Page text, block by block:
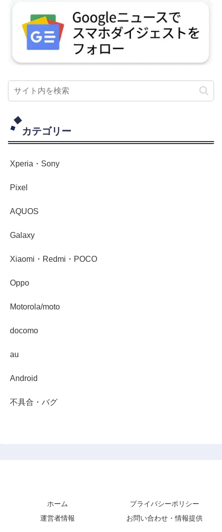
カテゴリー
Xperia・Sony
Pixel
AQUOS
Galaxy
Xiaomi・Redmi・POCO
Oppo
Motorola/moto
docomo
au
Android
不具合・バグ
ホーム
プライバシーポリシー
運営者情報
お問い合わせ・情報提供